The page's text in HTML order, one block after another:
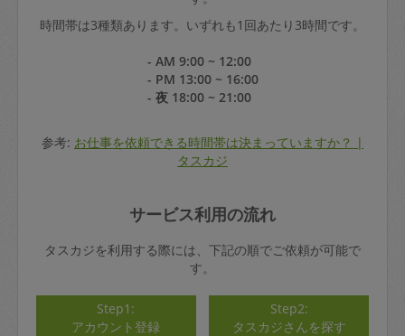
時間帯は3種類あります。いずれも1回あたり3時間です。
- AM 9:00 ~ 12:00
- PM 13:00 ~ 16:00
- 夜 18:00 ~ 21:00
参考: お仕事を依頼できる時間帯は決まっていますか？ |
タスカジ
サービス利用の流れ
タスカジを利用する際には、下記の順でご依頼が可能で
す。
Step1:
アカウント登録
Step2:
タスカジさんを探す